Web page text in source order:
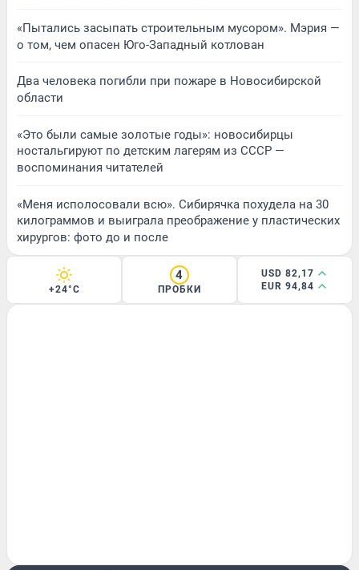
«Пытались засыпать строительным мусором». Мэрия —
о том, чем опасен Юго-Западный котлован
Два человека погибли при пожаре в Новосибирской
области
«Это были самые золотые годы»: новосибирцы
ностальгируют по детским лагерям из СССР —
воспоминания читателей
«Меня исполосовали всю». Сибирячка похудела на 30
килограммов и выиграла преображение у пластических
хирургов: фото до и после
+24°C
4
ПРОБКИ
USD 82,17
EUR 94,84